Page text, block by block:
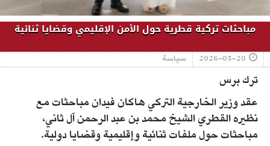
مباحثات تركية قطرية حول الأمن الإقليمي وقضايا ثنائية
2026-05-20 سياسة
ترك برس
عقد وزير الخارجية التركي هاكان فيدان مباحثات مع
نظيره القطري الشيخ محمد بن عبد الرحمن آل ثاني،
مباحثات حول ملفات ثنائية وإقليمية وقضايا دولية.